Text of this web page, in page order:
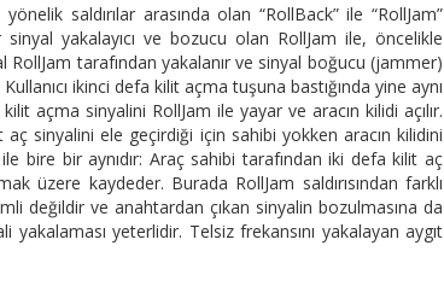
saldırılar arasında olan “RollBack” ile “RollJam”
yakalayıcı ve bozucu olan RollJam ile, öncelikle
RollJam tarafından yakalanır ve sinyal boğucu (jammer)
ikinci defa kilit açma tuşuna bastığında yine aynı
açma sinyalini RollJam ile yayar ve aracın kilidi açılır.
aç sinyalini ele geçirdiği için sahibi yokken aracın kilidini
ile bire bir aynıdır: Araç sahibi tarafından iki defa kilit aç
üzere kaydeder. Burada RollJam saldırısından farklı
değildir ve anahtardan çıkan sinyalin bozulmasına da
yeterlidir. Telsiz frekansını yakalayan aygıt